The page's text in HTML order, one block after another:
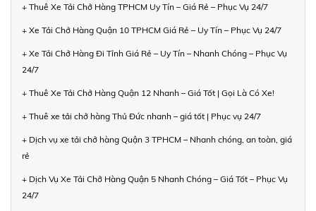
+ Thuê Xe Tải Chở Hàng TPHCM Uy Tín – Giá Rẻ – Phục Vụ 24/7
+ Xe Tải Chở Hàng Quận 10 TPHCM Giá Rẻ – Uy Tín – Phục Vụ 24/7
+ Xe Tải Chở Hàng Đi Tỉnh Giá Rẻ – Uy Tín – Nhanh Chóng – Phục Vụ
24/7
+ Thuê Xe Tải Chở Hàng Quận 12 Nhanh – Giá Tốt | Gọi Là Có Xe!
+ Thuê xe tải chở hàng Thủ Đức nhanh – giá tốt | Phục vụ 24/7
+ Dịch vụ xe tải chở hàng Quận 3 TPHCM – Nhanh chóng, an toàn, giá
rẻ
+ Dịch Vụ Xe Tải Chở Hàng Quận 5 Nhanh Chóng – Giá Tốt – Phục Vụ
24/7